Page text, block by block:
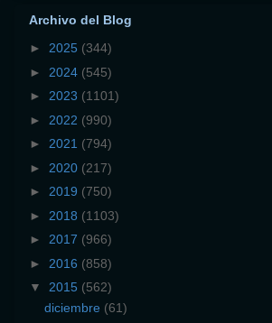
Archivo del Blog
► 2025 (344)
► 2024 (545)
► 2023 (1101)
► 2022 (990)
► 2021 (794)
► 2020 (217)
► 2019 (750)
► 2018 (1103)
► 2017 (966)
► 2016 (858)
▼ 2015 (562)
diciembre (61)